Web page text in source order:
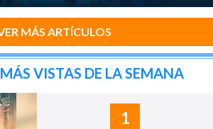
MÁS ARTÍCULOS
VISTAS DE LA SEMANA
1